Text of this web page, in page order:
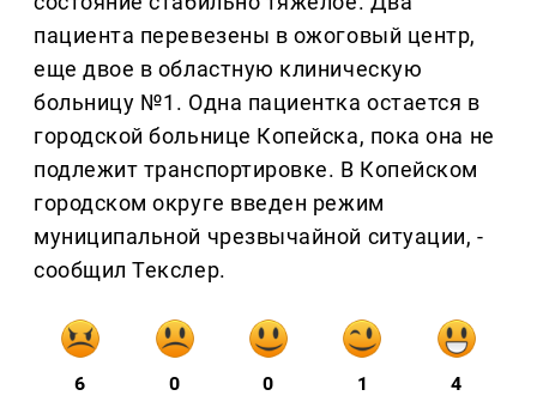
пациента перевезены в ожоговый центр,
еще двое в областную клиническую
больницу №1. Одна пациентка остается в
городской больнице Копейска, пока она не
подлежит транспортировке. В Копейском
городском округе введен режим
муниципальной чрезвычайной ситуации, -
сообщил Текслер.
6 0 0 1 4